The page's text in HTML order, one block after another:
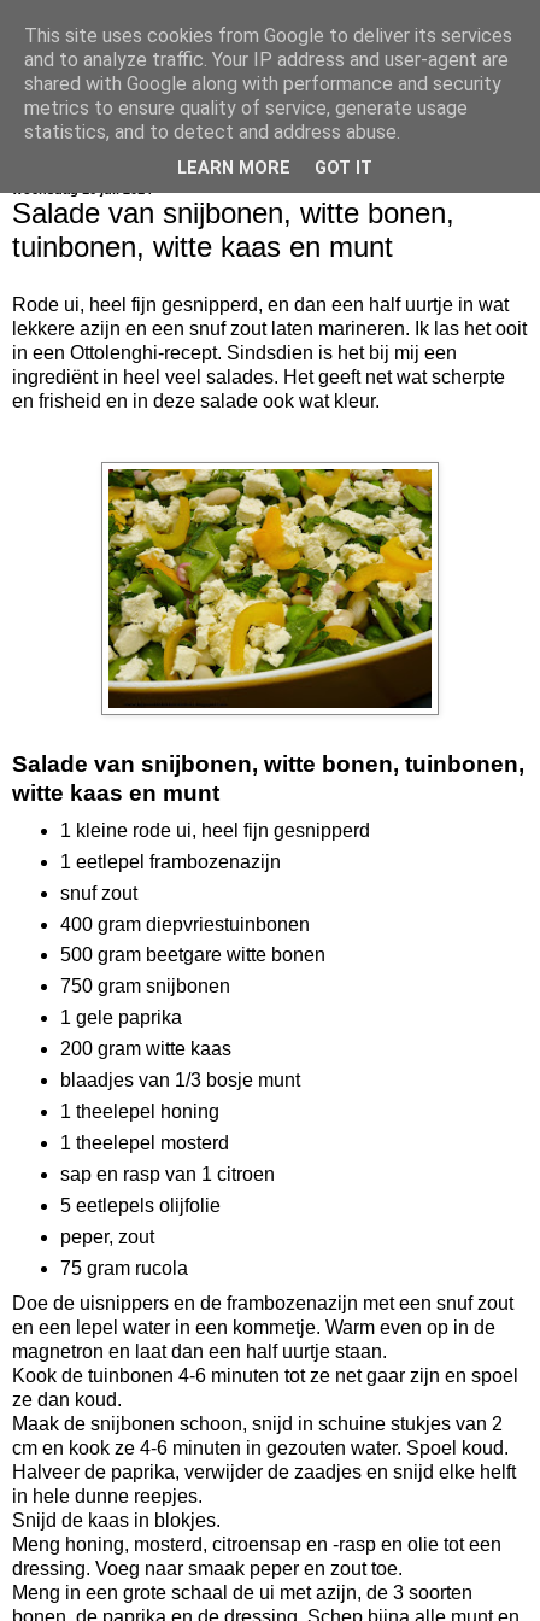
bijna net zo lekker als thuis
Salade van snijbonen, witte bonen,
tuinbonen, witte kaas en munt
Rode ui, heel fijn gesnipperd, en dan een half uurtje in wat
lekkere azijn en een snuf zout laten marineren. Ik las het ooit
in een Ottolenghi-recept. Sindsdien is het bij mij een
ingrediënt in heel veel salades. Het geeft net wat scherpte
en frisheid en in deze salade ook wat kleur.
Salade van snijbonen, witte bonen, tuinbonen,
witte kaas en munt
1 kleine rode ui, heel fijn gesnipperd
1 eetlepel frambozenazijn
snuf zout
400 gram diepvriestuinbonen
500 gram beetgare witte bonen
750 gram snijbonen
1 gele paprika
200 gram witte kaas
blaadjes van 1/3 bosje munt
1 theelepel honing
1 theelepel mosterd
sap en rasp van 1 citroen
5 eetlepels olijfolie
peper, zout
75 gram rucola
Doe de uisnippers en de frambozenazijn met een snuf zout
en een lepel water in een kommetje. Warm even op in de
magnetron en laat dan een half uurtje staan.
Kook de tuinbonen 4-6 minuten tot ze net gaar zijn en spoel
ze dan koud.
Maak de snijbonen schoon, snijd in schuine stukjes van 2
cm en kook ze 4-6 minuten in gezouten water. Spoel koud.
Halveer de paprika, verwijder de zaadjes en snijd elke helft
in hele dunne reepjes.
Snijd de kaas in blokjes.
Meng honing, mosterd, citroensap en -rasp en olie tot een
dressing. Voeg naar smaak peper en zout toe.
Meng in een grote schaal de ui met azijn, de 3 soorten
bonen, de paprika en de dressing. Schep bijna alle munt en
This site uses cookies from Google to deliver its services
and to analyze traffic. Your IP address and user-agent are
shared with Google along with performance and security
metrics to ensure quality of service, generate usage
statistics, and to detect and address abuse.
LEARN MORE GOT IT